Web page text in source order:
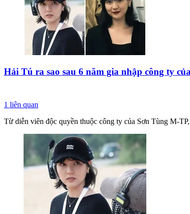
Hải Tú ra sao sau 6 năm gia nhập công ty
1 liên quan
Từ diễn viên độc quyền thuộc công ty của Sơn Tùng M-